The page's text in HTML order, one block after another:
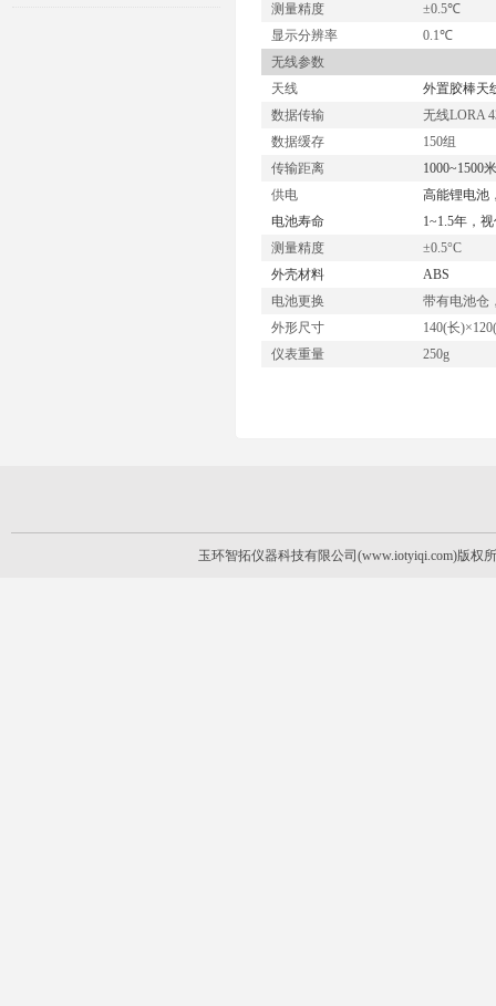
测量精度
±0.5℃
显示分辨率
0.1℃
无线参数
天线
外置胶棒天
数据传输
无线LORA
数据缓存
150组
传输距离
1000~1500
供电
高能锂电池
电池寿命
1~1.5年，
测量精度
±0.5°C
外壳材料
ABS
电池更换
带有电池仓
外形尺寸
140(长
仪表重量
250g
玉环智拓仪器科技有限公司(www.iotyiqi.com)版权